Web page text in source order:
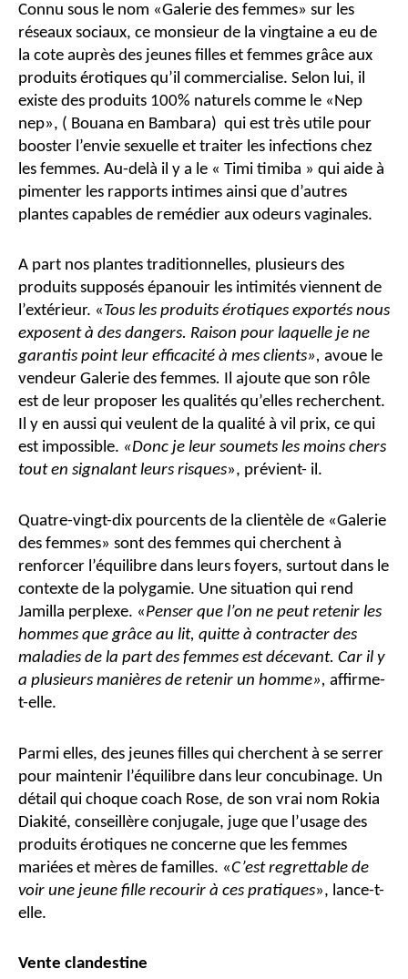
Connu sous le nom «Galerie des femmes» sur les
réseaux sociaux, ce monsieur de la vingtaine a eu de
la cote auprès des jeunes filles et femmes grâce aux
produits érotiques qu’il commercialise. Selon lui, il
existe des produits 100% naturels comme le «Nep
nep», ( Bouana en Bambara) qui est très utile pour
booster l’envie sexuelle et traiter les infections chez
les femmes. Au-delà il y a le « Timi timiba » qui aide à
pimenter les rapports intimes ainsi que d’autres
plantes capables de remédier aux odeurs vaginales.
A part nos plantes traditionnelles, plusieurs des
produits supposés épanouir les intimités viennent de
l’extérieur. «Tous les produits érotiques exportés nous
exposent à des dangers. Raison pour laquelle je ne
garantis point leur efficacité à mes clients», avoue le
vendeur Galerie des femmes. Il ajoute que son rôle
est de leur proposer les qualités qu’elles recherchent.
Il y en aussi qui veulent de la qualité à vil prix, ce qui
est impossible. «Donc je leur soumets les moins chers
tout en signalant leurs risques», prévient- il.
Quatre-vingt-dix pourcents de la clientèle de «Galerie
des femmes» sont des femmes qui cherchent à
renforcer l’équilibre dans leurs foyers, surtout dans le
contexte de la polygamie. Une situation qui rend
Jamilla perplexe. «Penser que l’on ne peut retenir les
hommes que grâce au lit, quitte à contracter des
maladies de la part des femmes est décevant. Car il y
a plusieurs manières de retenir un homme», affirme-
t-elle.
Parmi elles, des jeunes filles qui cherchent à se serrer
pour maintenir l’équilibre dans leur concubinage. Un
détail qui choque coach Rose, de son vrai nom Rokia
Diakité, conseillère conjugale, juge que l’usage des
produits érotiques ne concerne que les femmes
mariées et mères de familles. «C’est regrettable de
voir une jeune fille recourir à ces pratiques», lance-t-
elle.
Vente clandestine